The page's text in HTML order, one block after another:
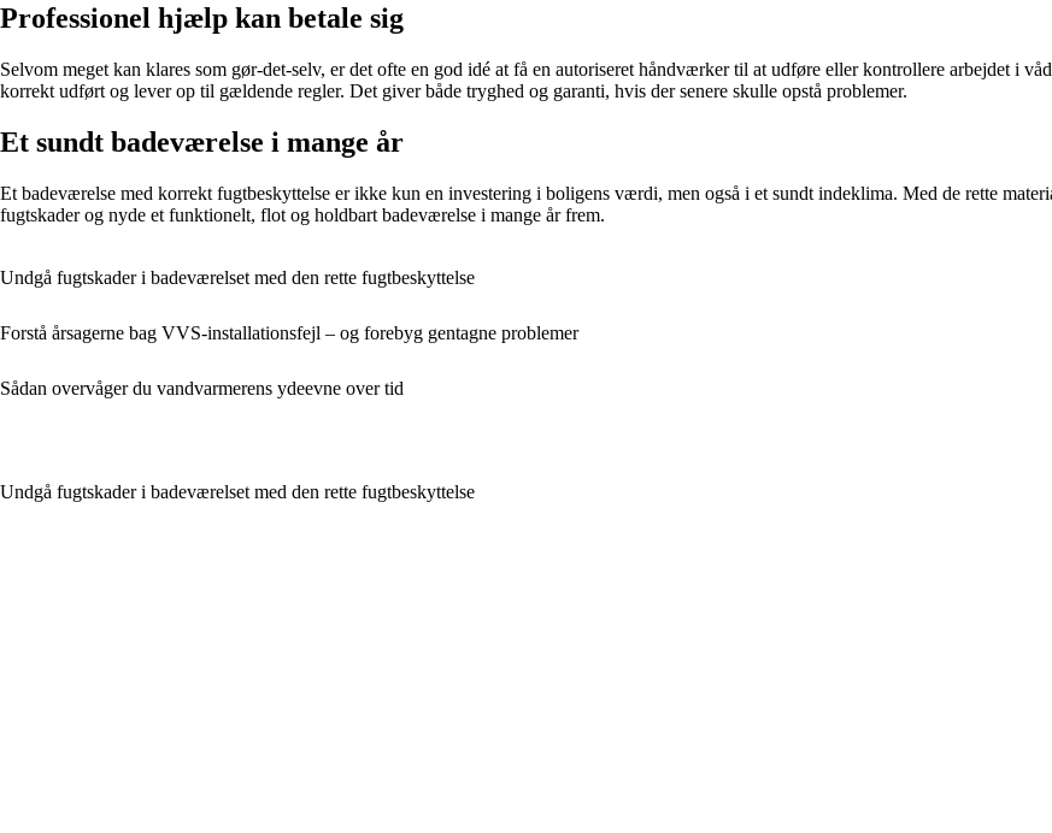
Professionel hjælp kan betale sig
Selvom meget kan klares som gør-det-selv, er det ofte en god idé at få en autoriseret håndværker til at udføre eller kontrollere arbejdet i
korrekt udført og lever op til gældende regler. Det giver både tryghed og garanti, hvis der senere skulle opstå problemer.
Et sundt badeværelse i mange år
Et badeværelse med korrekt fugtbeskyttelse er ikke kun en investering i boligens værdi, men også i et sundt indeklima. Med de rette
fugtskader og nyde et funktionelt, flot og holdbart badeværelse i mange år frem.
Undgå fugtskader i badeværelset med den rette fugtbeskyttelse
Forstå årsagerne bag VVS-installationsfejl – og forebyg gentagne problemer
Sådan overvåger du vandvarmerens ydeevne over tid
Undgå fugtskader i badeværelset med den rette fugtbeskyttelse